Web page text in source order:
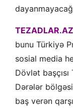
TEZADLAR.AZ
bunu Türkiyə
sosial media
Dövlət
Dərələr
baş verən